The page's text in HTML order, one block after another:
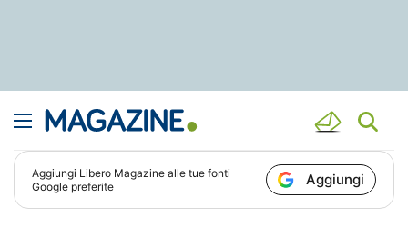
Aggiungi Libero Magazine alle tue fonti
Google preferite
Aggiungi